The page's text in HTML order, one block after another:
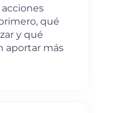
qué
y qué
aportar más